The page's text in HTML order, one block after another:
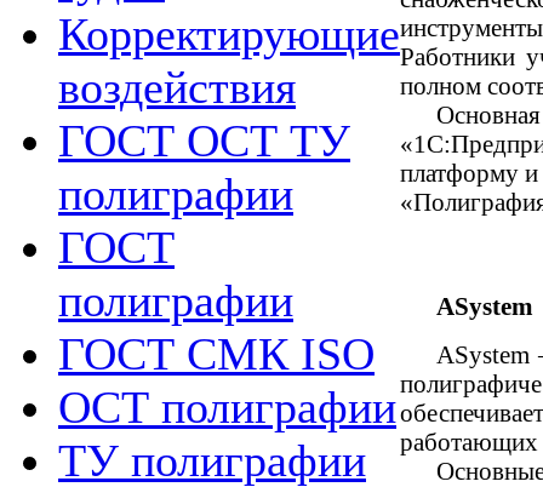
Корректирующие
воздействия
ГОСТ ОСТ ТУ
полиграфии
ГОСТ
полиграфии
ГОСТ СМК ISO
ОСТ полиграфии
ТУ полиграфии
Работники
полном
платформу
ASystem
АSystem
работающих